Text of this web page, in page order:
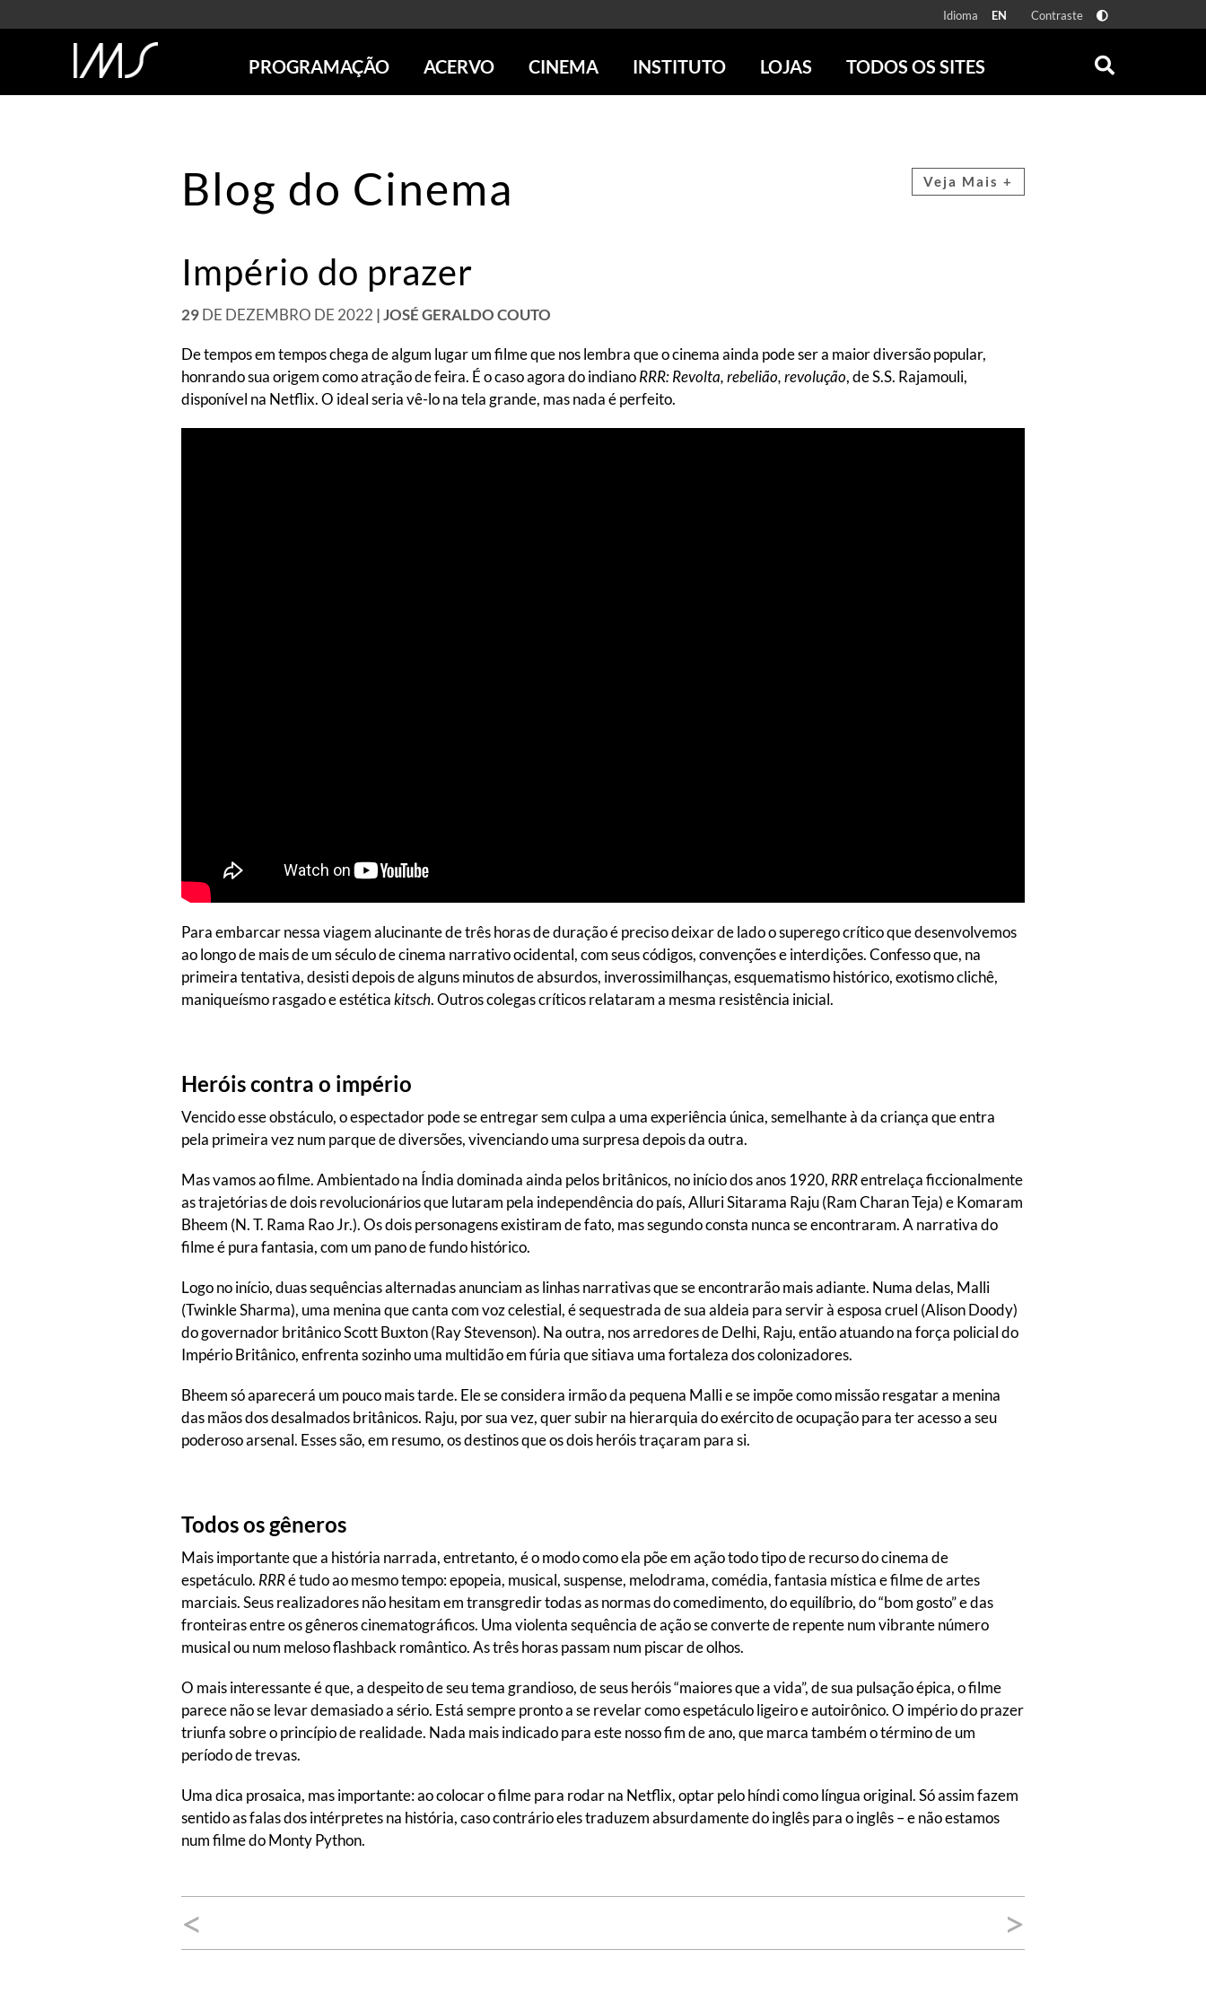
Idioma EN Contraste
PROGRAMAÇÃO
POÇOS DE CALDAS
ONLINE
EM CARTAZ
FUTURAS
ANTERIORES
VISITAS MEDIADAS
ACERVO
ICONOGRAFIA
LITERATURA
BIBLIOTECA DE FOTOGRAFIA
POR DENTRO DO ACERVO
CINEMA INSTITUTO LOJAS TODOS OS SITES
CAROLINA MARIA DE JESUS
Blog do Cinema Veja Mais +
Império do prazer
29DE DEZEMBRO DE 2022 | JOSÉ GERALDO COUTO
De tempos em tempos chega de algum lugar um filme que nos lembra que o cinema ainda pode ser a maior diversão popular,
honrando sua origem como atração de feira. É o caso agora do indianoRRR: Revolta, rebelião, revolução, de S.S. Rajamouli,
disponível na Netflix. O ideal seria vê-lo na tela grande, mas nada é perfeito.
Para embarcar nessa viagem alucinante de três horas de duração é preciso deixar de lado o superego crítico que desenvolvemos
ao longo de mais de um século de cinema narrativo ocidental, com seus códigos, convenções e interdições. Confesso que, na
primeira tentativa, desisti depois de alguns minutos de absurdos, inverossimilhanças, esquematismo histórico, exotismo clichê,
maniqueísmo rasgado e estéticakitsch. Outros colegas críticos relataram a mesma resistência inicial.
Heróis contra o império
Vencido esse obstáculo, o espectador pode se entregar sem culpa a uma experiência única, semelhante à da criança que entra
pela primeira vez num parque de diversões, vivenciando uma surpresa depois da outra.
Mas vamos ao filme. Ambientado na Índia dominada ainda pelos britânicos, no início dos anos 1920, RRRentrelaça ficcionalmente
as trajetórias de dois revolucionários que lutaram pela independência do país, Alluri Sitarama Raju (Ram Charan Teja) e Komaram
Bheem (N. T. Rama Rao Jr.). Os dois personagens existiram de fato, mas segundo consta nunca se encontraram. A narrativa do
filme é pura fantasia, com um pano de fundo histórico.
Logo no início, duas sequências alternadas anunciam as linhas narrativas que se encontrarão mais adiante. Numa delas, Malli
(Twinkle Sharma), uma menina que canta com voz celestial, é sequestrada de sua aldeia para servir à esposa cruel (Alison Doody)
do governador britânico Scott Buxton (Ray Stevenson). Na outra, nos arredores de Delhi, Raju, então atuando na força policial do
Império Britânico, enfrenta sozinho uma multidão em fúria que sitiava uma fortaleza dos colonizadores.
Bheem só aparecerá um pouco mais tarde. Ele se considera irmão da pequena Malli e se impõe como missão resgatar a menina
das mãos dos desalmados britânicos. Raju, por sua vez, quer subir na hierarquia do exército de ocupação para ter acesso a seu
poderoso arsenal. Esses são, em resumo, os destinos que os dois heróis traçaram para si.
Todos os gêneros
Mais importante que a história narrada, entretanto, é o modo como ela põe em ação todo tipo de recurso do cinema de
espetáculo. RRRé tudo ao mesmo tempo: epopeia, musical, suspense, melodrama, comédia, fantasia mística e filme de artes
marciais. Seus realizadores não hesitam em transgredir todas as normas do comedimento, do equilíbrio, do “bom gosto” e das
fronteiras entre os gêneros cinematográficos. Uma violenta sequência de ação se converte de repente num vibrante número
musical ou num meloso flashback romântico. As três horas passam num piscar de olhos.
O mais interessante é que, a despeito de seu tema grandioso, de seus heróis “maiores que a vida”, de sua pulsação épica, o filme
parece não se levar demasiado a sério. Está sempre pronto a se revelar como espetáculo ligeiro e autoirônico. O império do prazer
triunfa sobre o princípio de realidade. Nada mais indicado para este nosso fim de ano, que marca também o término de um
período de trevas.
Uma dica prosaica, mas importante: ao colocar o filme para rodar na Netflix, optar pelo híndi como língua original. Só assim fazem
sentido as falas dos intérpretes na história, caso contrário eles traduzem absurdamente do inglês para o inglês – e não estamos
num filme do Monty Python.
Navegação
< >